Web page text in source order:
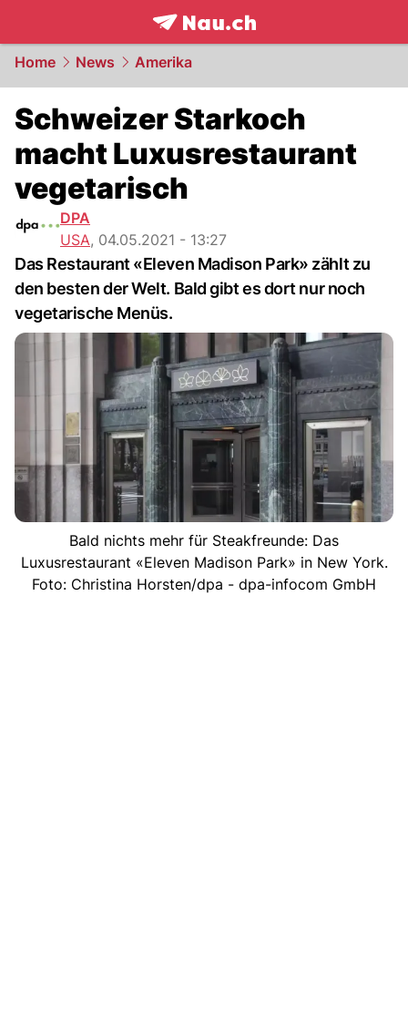
frontpage.NAU.ch
Home News Amerika
Schweizer Starkoch
macht Luxusrestaurant
vegetarisch
DPA
USA, 04.05.2021 - 13:27
Das Restaurant «Eleven Madison Park» zählt zu
den besten der Welt. Bald gibt es dort nur noch
vegetarische Menüs.
Bald nichts mehr für Steakfreunde: Das
Luxusrestaurant «Eleven Madison Park» in New York.
Foto: Christina Horsten/dpa - dpa-infocom GmbH